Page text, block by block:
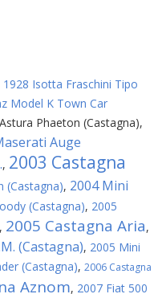
1928 Isotta Fraschini Tipo
Model K Town Car
Phaeton (Castagna),
Auge
, 2003 Castagna
(Castagna), 2004 Mini
(Castagna), 2005
, 2005 Castagna Aria,
(Castagna), 2005 Mini
(Castagna), 2006 Castagna
Aznom, 2007 Fiat 500